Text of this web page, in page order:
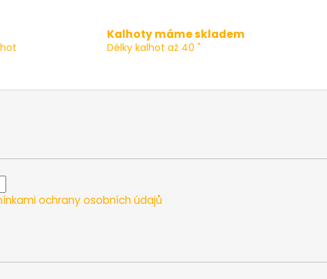
á
c
k
u
Kalhoty máme skladem
Délky kalhot až 40 "
ochrany osobních údajů